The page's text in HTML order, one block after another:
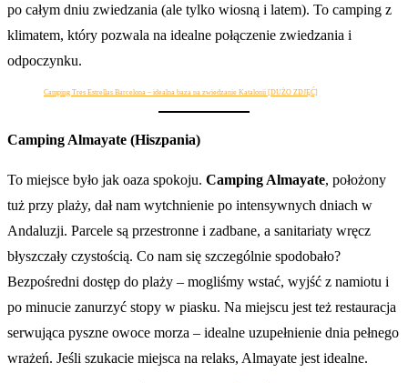
po całym dniu zwiedzania (ale tylko wiosną i latem). To camping z
klimatem, który pozwala na idealne połączenie zwiedzania i
odpoczynku.
Camping Tres Estrellas Barcelona – idealna baza na zwiedzanie Katalonii [DUŻO ZDJĘĆ]
Camping Almayate (Hiszpania)
To miejsce było jak oaza spokoju. Camping Almayate, położony
tuż przy plaży, dał nam wytchnienie po intensywnych dniach w
Andaluzji. Parcele są przestronne i zadbane, a sanitariaty wręcz
błyszczały czystością. Co nam się szczególnie spodobało?
Bezpośredni dostęp do plaży – mogliśmy wstać, wyjść z namiotu i
po minucie zanurzyć stopy w piasku. Na miejscu jest też restauracja
serwująca pyszne owoce morza – idealne uzupełnienie dnia pełnego
wrażeń. Jeśli szukacie miejsca na relaks, Almayate jest idealne.